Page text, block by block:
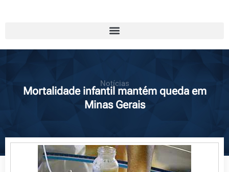
Notícias
Mortalidade infantil mantém queda em
Minas Gerais